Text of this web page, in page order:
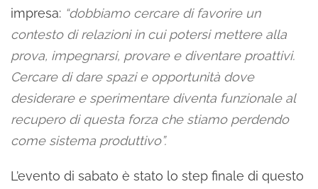
impresa: “dobbiamo cercare di favorire un
contesto di relazioni in cui potersi mettere alla
prova, impegnarsi, provare e diventare proattivi.
Cercare di dare spazi e opportunità dove
desiderare e sperimentare diventa funzionale al
recupero di questa forza che stiamo perdendo
come sistema produttivo”.
L’evento di sabato è stato lo step finale di questo